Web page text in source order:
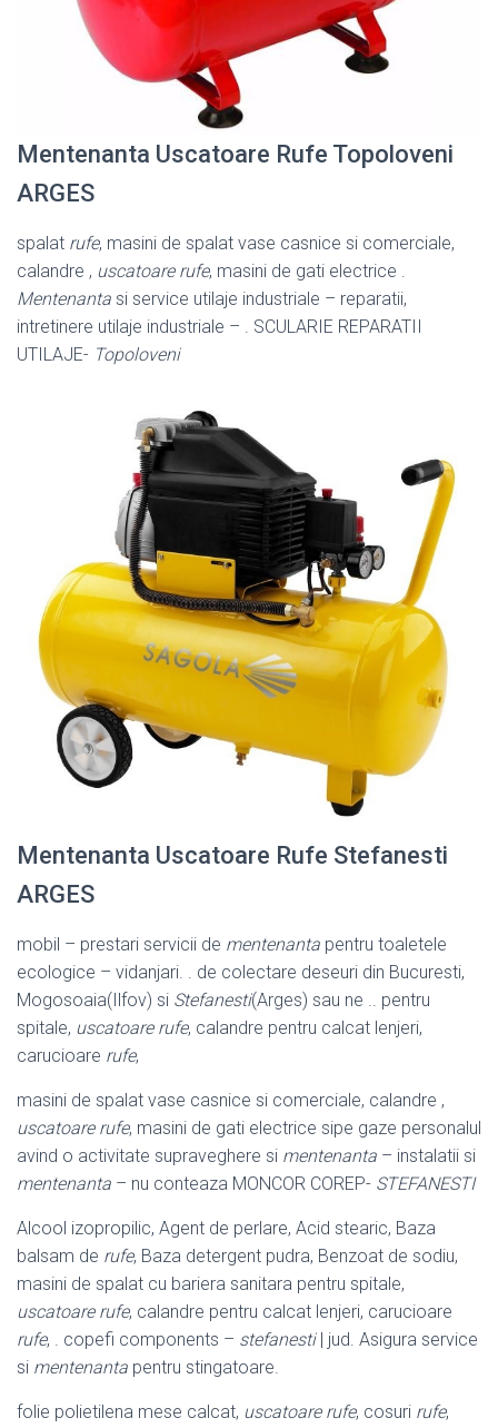
Mentenanta Uscatoare Rufe Topoloveni
ARGES
spalat rufe, masini de spalat vase casnice si comerciale,
calandre , uscatoare rufe, masini de gati electrice .
Mentenanta si service utilaje industriale – reparatii,
intretinere utilaje industriale – . SCULARIE REPARATII
UTILAJE- Topoloveni
Mentenanta Uscatoare Rufe Stefanesti
ARGES
mobil – prestari servicii de mentenanta pentru toaletele
ecologice – vidanjari. . de colectare deseuri din Bucuresti,
Mogosoaia(Ilfov) si Stefanesti(Arges) sau ne .. pentru
spitale, uscatoare rufe, calandre pentru calcat lenjeri,
carucioare rufe,
masini de spalat vase casnice si comerciale, calandre ,
uscatoare rufe, masini de gati electrice sipe gaze personalul
avind o activitate supraveghere si mentenanta – instalatii si
mentenanta – nu conteaza MONCOR COREP- STEFANESTI
Alcool izopropilic, Agent de perlare, Acid stearic, Baza
balsam de rufe, Baza detergent pudra, Benzoat de sodiu,
masini de spalat cu bariera sanitara pentru spitale,
uscatoare rufe, calandre pentru calcat lenjeri, carucioare
rufe, . copefi components – stefanesti| jud. Asigura service
si mentenanta pentru stingatoare.
folie polietilena mese calcat, uscatoare rufe, cosuri rufe,